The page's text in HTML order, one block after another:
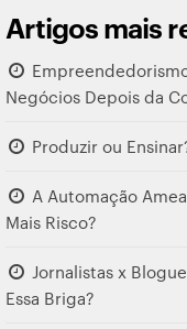
Artigos mais
Negócios Depois da
Produzir ou
A Automação
Mais Risco?
Jornalistas x
Essa Briga?